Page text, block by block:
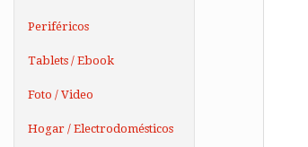
Periféricos
Tablets / Ebook
Foto / Video
Hogar / Electrodomésticos